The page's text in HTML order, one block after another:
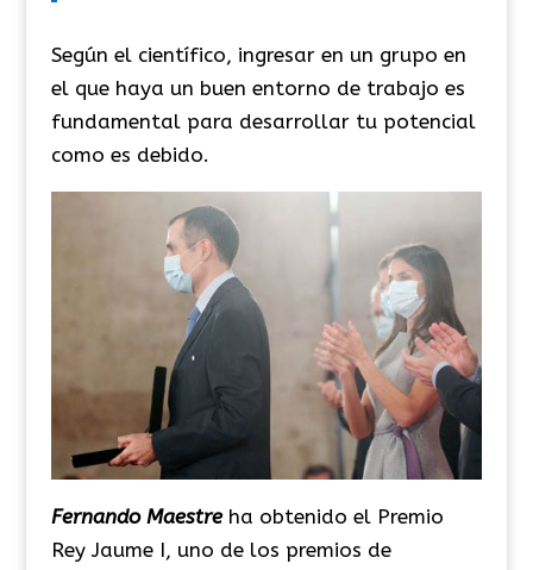
Según el científico, ingresar en un grupo en
el que haya un buen entorno de trabajo es
fundamental para desarrollar tu potencial
como es debido.
Fernando Maestreha obtenido el Premio
Rey Jaume I, uno de los premios de